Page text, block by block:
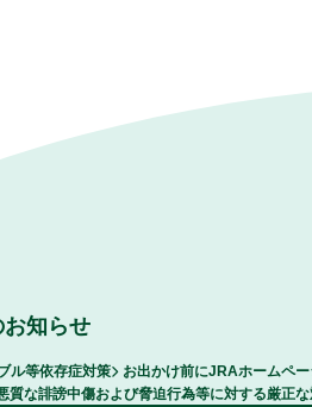
知らせ
ル等依存症対策
お出かけ前にJRAホームペ
質な誹謗中傷および脅迫行為等に対する厳正